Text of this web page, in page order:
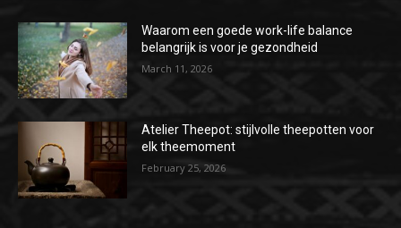
Waarom een goede work-life balance
belangrijk is voor je gezondheid
March 11, 2026
Atelier Theepot: stijlvolle theepotten voor
elk theemoment
February 25, 2026